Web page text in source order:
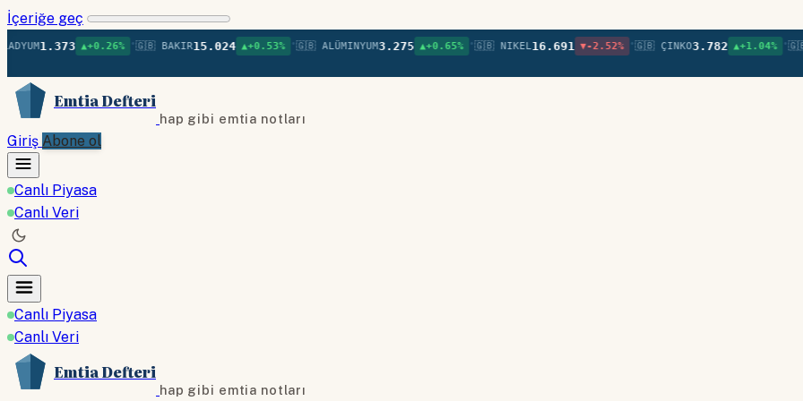
İçeriğe geç
1.373 ▲+0.26% • 🇬🇧 BAKIR 15.024 ▲+0.53% • 🇬🇧 ALÜMINYUM3.275 ▲+0.65% • 🇬🇧 NIKEL 16.691 ▼-2.52% • 🇬🇧 ÇINKO 3.782 ▲+1.04% • 🇬🇧
Emtia Defteri
hap gibi emtia notları
Giriş Abone ol
Canlı Piyasa
Canlı Veri
Canlı Piyasa
Canlı Veri
Emtia Defteri
hap gibi emtia notları